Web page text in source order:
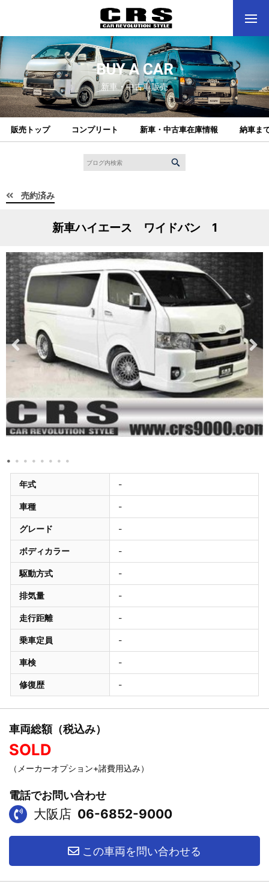
BUY A CAR
新車・中古車販売
販売トップ コンプリート 新車・中古車在庫情報 納車ま
売約済み
新車ハイエース ワイドバン 1
年式 -
車種 -
グレード -
ボディカラー -
駆動方式 -
排気量 -
走行距離 -
乗車定員 -
車検 -
修復歴 -
車両総額（税込み）
SOLD
（メーカーオプション+諸費用込み）
電話でお問い合わせ
大阪店 06-6852-9000
この車両を問い合わせる